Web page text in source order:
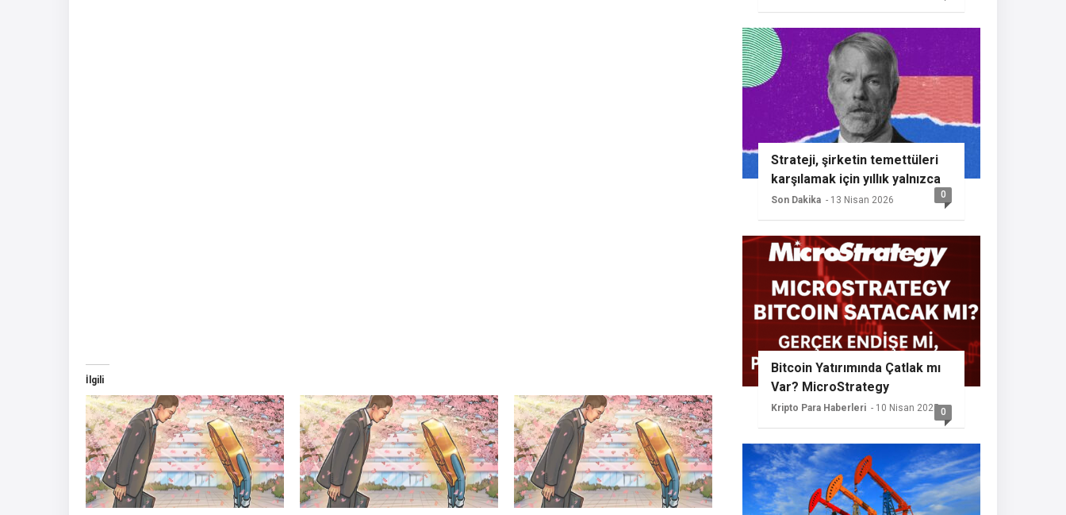
İlgili
Strateji, şirketin temettüleri
karşılamak için yıllık yalnızca
%2 BTC büyümesine ihtiyaç
duyması nedeniyle başka bir
Bitcoin alımının sinyalini
veriyor
Son Dakika - 13 Nisan 2026 0
Bitcoin Yatırımında Çatlak mı
Var? MicroStrategy
Sessizliğini Koruyor
Kripto Para Haberleri - 10 Nisan 20250